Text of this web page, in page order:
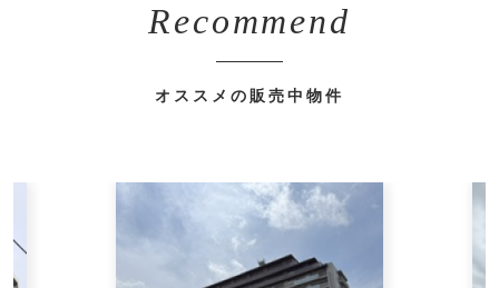
Recommend
オススメの販売中物件